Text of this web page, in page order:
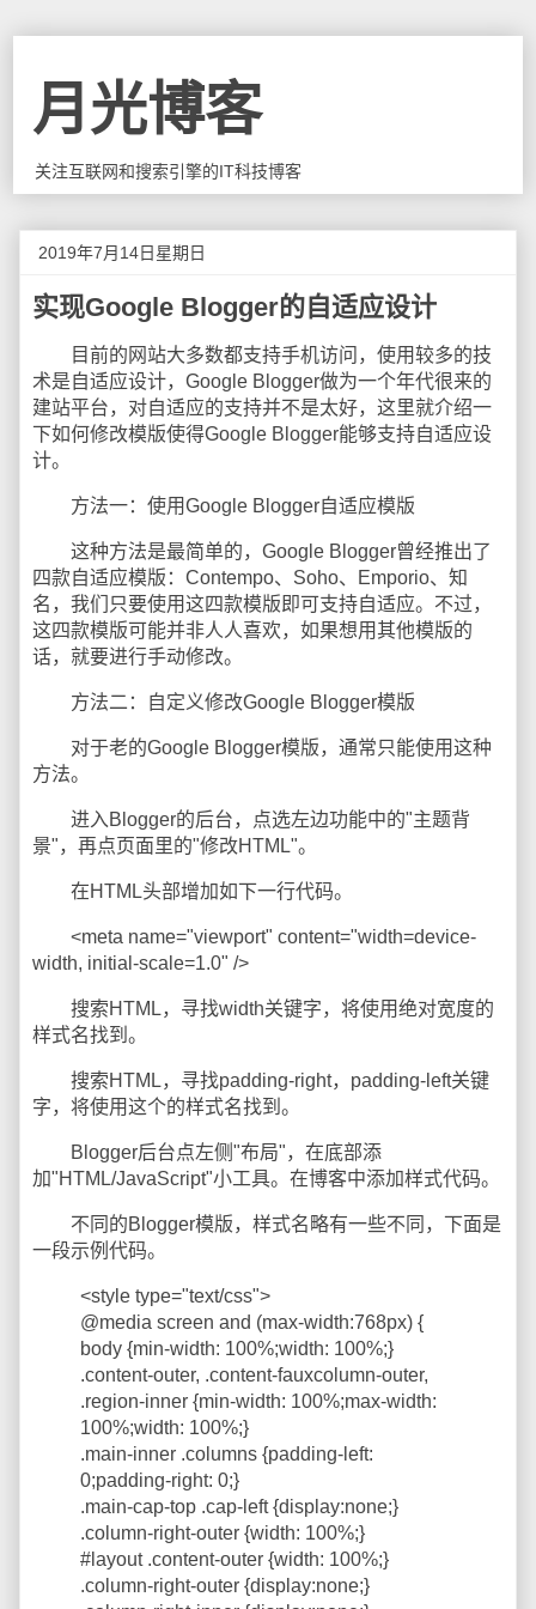
月光博客
关注互联网和搜索引擎的IT科技博客
2019年7月14日星期日
实现Google Blogger的自适应设计
目前的网站大多数都支持手机访问，使用较多的技
术是自适应设计，Google Blogger做为一个年代很来的
建站平台，对自适应的支持并不是太好，这里就介绍一
下如何修改模版使得Google Blogger能够支持自适应设
计。
方法一：使用Google Blogger自适应模版
这种方法是最简单的，Google Blogger曾经推出了
四款自适应模版：Contempo、Soho、Emporio、知
名，我们只要使用这四款模版即可支持自适应。不过，
这四款模版可能并非人人喜欢，如果想用其他模版的
话，就要进行手动修改。
方法二：自定义修改Google Blogger模版
对于老的Google Blogger模版，通常只能使用这种
方法。
进入Blogger的后台，点选左边功能中的"主题背
景"，再点页面里的"修改HTML"。
在HTML头部增加如下一行代码。
<meta name="viewport" content="width=device-
width, initial-scale=1.0" />
搜索HTML，寻找width关键字，将使用绝对宽度的
样式名找到。
搜索HTML，寻找padding-right，padding-left关键
字，将使用这个的样式名找到。
Blogger后台点左侧"布局"，在底部添
加"HTML/JavaScript"小工具。在博客中添加样式代码。
不同的Blogger模版，样式名略有一些不同，下面是
一段示例代码。
<style type="text/css">
@media screen and (max-width:768px) {
body {min-width: 100%;width: 100%;}
.content-outer, .content-fauxcolumn-outer,
.region-inner {min-width: 100%;max-width:
100%;width: 100%;}
.main-inner .columns {padding-left:
0;padding-right: 0;}
.main-cap-top .cap-left {display:none;}
.column-right-outer {width: 100%;}
#layout .content-outer {width: 100%;}
.column-right-outer {display:none;}